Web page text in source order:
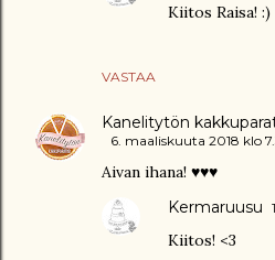
VASTAA
Kiitos Raisa! :)
Kanelitytön
6. maaliskuuta 2018 klo
Aivan ihana! ♥♥♥
Kermaruusu
Kiitos! <3